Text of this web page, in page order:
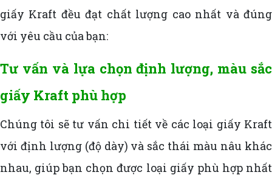
giấy Kraft đều đạt chất lượng cao nhất và đúng
với yêu cầu của bạn:
Tư vấn và lựa chọn định lượng, màu sắc
giấy Kraft phù hợp
Chúng tôi sẽ tư vấn chi tiết về các loại giấy Kraft
với định lượng (độ dày) và sắc thái màu nâu khác
nhau, giúp bạn chọn được loại giấy phù hợp nhất